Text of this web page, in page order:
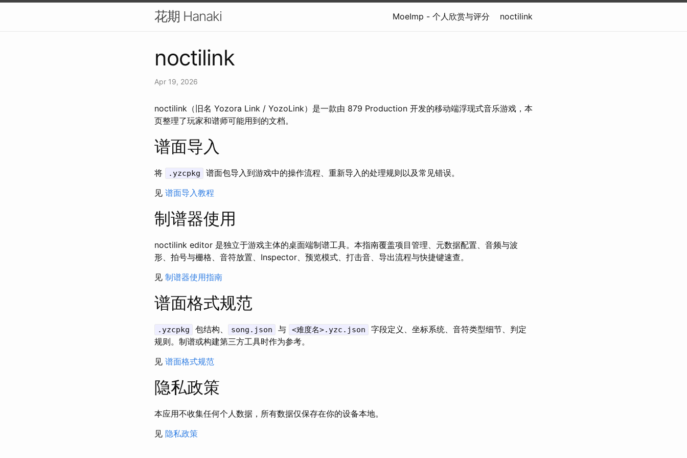
花期 Hanaki MoeImp - 个人欣赏与评分 noctilink
noctilink
Apr 19, 2026
noctilink（旧名 Yozora Link / YozoLink）是一款由 879 Production 开发的移动端浮现式音乐游戏，本
页整理了玩家和谱师可能用到的文档。
谱面导入
将 .yzcpkg
谱面包导入到游戏中的操作流程、重新导入的处理规则以及常见错误。
见 谱面导入教程
制谱器使用
noctilink editor 是独立于游戏主体的桌面端制谱工具。本指南覆盖项目管理、元数据配置、音频与波
形、拍号与栅格、音符放置、Inspector、预览模式、打击音、导出流程与快捷键速查。
见 制谱器使用指南
谱面格式规范
.yzcpkg 包结构、 song.json 与 <难度名>.yzc.json
字段定义、坐标系统、音符类型细节、判定
规则。制谱或构建第三方工具时作为参考。
见 谱面格式规范
隐私政策
本应用不收集任何个人数据，所有数据仅保存在你的设备本地。
见 隐私政策